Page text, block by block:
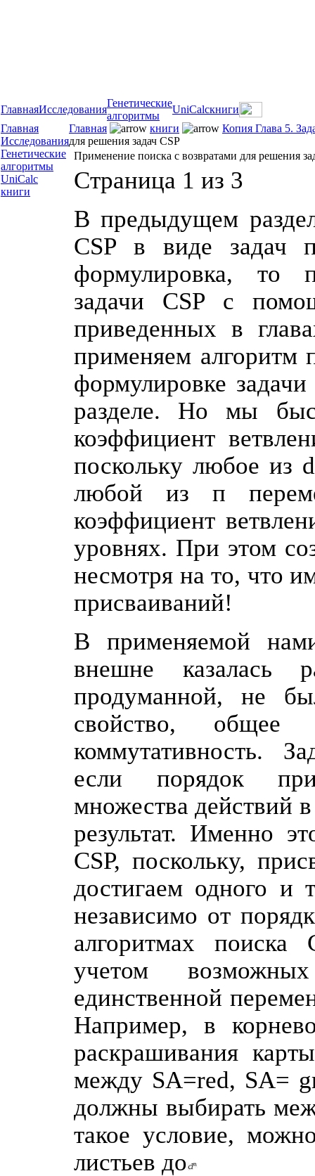
ГлавнаяИсследования
Генетические
алгоритмы
UniCalcкниги
Главная
Исследования
Генетические
алгоритмы
UniCalc
книги
Главная книги
Копия Глава 5.
для решения задач CSP
Применение поиска с возвратами для решения
Страница 1 из 3
В предыдущем
CSP в виде задач
формулировка, то
задачи CSP с
приведенных в
применяем алгоритм
формулировке
разделе. Но мы
коэффициент
поскольку любое из
любой из п
коэффициент
уровнях. При этом
несмотря на то, что
присваиваний!
В применяемой
внешне казалась
продуманной, не
свойство,
коммутативность.
если порядок
множества действий
результат. Именно
CSP, поскольку,
достигаем одного и
независимо от
алгоритмах
учетом
единственной
Например, в
раскрашивания
между SA=red, SA=
должны выбирать
такое условие,
листьев до